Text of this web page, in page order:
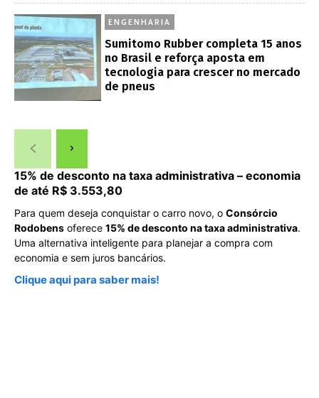
ENGENHARIA
Sumitomo Rubber completa 15 anos
no Brasil e reforça aposta em
tecnologia para crescer no mercado
de pneus
15% de desconto na taxa administrativa – economia
de até R$ 3.553,80
Para quem deseja conquistar o carro novo, o Consórcio
Rodobens oferece 15% de desconto na taxa administrativa.
Uma alternativa inteligente para planejar a compra com
economia e sem juros bancários.
Clique aqui para saber mais!